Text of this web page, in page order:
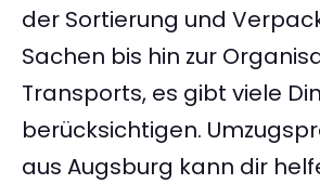
der Sortierung und
Sachen bis hin zur
Transports, es gibt viele
berücksichtigen.
aus Augsburg kann dir